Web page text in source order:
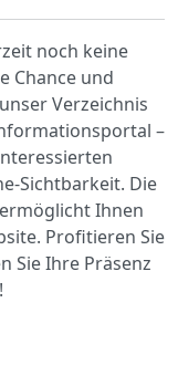
noch keine
Chance und
Verzeichnis
–
Sichtbarkeit. Die
Ihnen
Profitieren Sie
Sie Ihre Präsenz